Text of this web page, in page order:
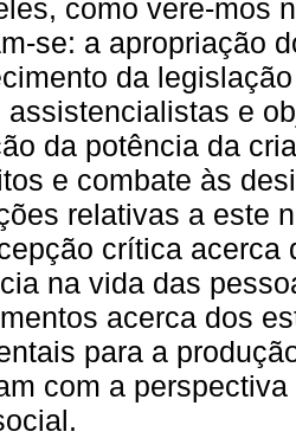
como vere-mos
se: a apropriação
da
assistencialistas e
da potência da
e combate às
relativas a este
crítica acerca
na vida das
acerca dos
para a
com a